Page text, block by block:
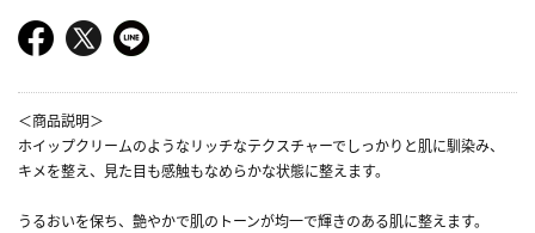
＜商品説明＞
ホイップクリームのようなリッチなテクスチャーでしっかりと肌に馴染み、
キメを整え、見た目も感触もなめらかな状態に整えます。
うるおいを保ち、艶やかで肌のトーンが均一で輝きのある肌に整えます。